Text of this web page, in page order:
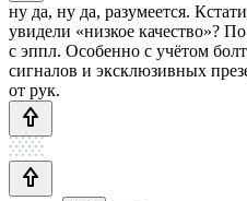
ну да, ну да, разумеется.
увидели «низкое качество»?
с эппл. Особенно с учётом
сигналов и эксклюзивных
от рук.